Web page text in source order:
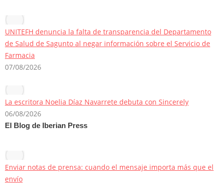
UNITEFH denuncia la falta de transparencia del Departamento
de Salud de Sagunto al negar información sobre el Servicio de
Farmacia
07/08/2026
La escritora Noelia Díaz Navarrete debuta con Sincerely
06/08/2026
El Blog de Iberian Press
Enviar notas de prensa: cuando el mensaje importa más que el
envío